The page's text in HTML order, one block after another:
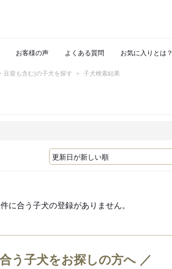
お客様の声 よくある質問 お気に入りとは？
豆柴も含む)の子犬を探す 子犬検索結果
に合う子犬の登録がありません。
う子犬をお探しの方へ ／